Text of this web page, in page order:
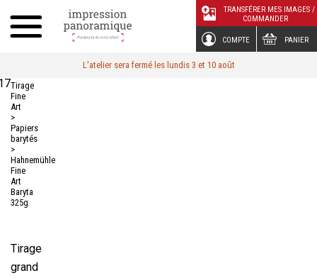
COMPTE PANIER
TRANSFÉRER MES IMAGES /
COMMANDER
L'atelier sera fermé les lundis 3 et 10 août
Tirage
Fine
Art
>
Papiers
barytés
>
Hahnemühle
Fine
Art
Baryta
325g
Tirage
grand